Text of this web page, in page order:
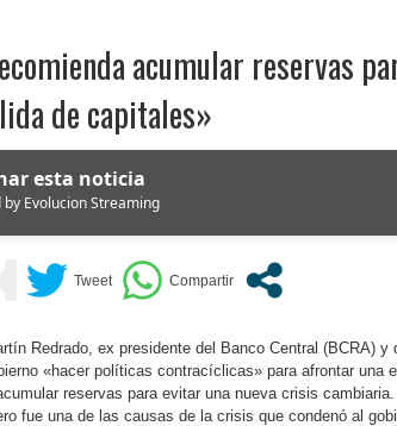
acumular reservas
de capitales»
esta noticia
by Evolucion Streaming
Redrado, ex presidente del Banco Central (BCRA) y
«hacer políticas contracíclicas» para afrontar una
reservas para evitar una nueva crisis
fue una de las causas de la crisis que condenó al